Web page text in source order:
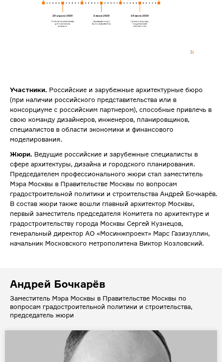
Участники. Российские и зарубежные архитектурные бюро
(при наличии российского представительства или в
консорциуме с российским партнером), способные привлечь в
свою команду дизайнеров, инженеров, планировщиков,
специалистов в области экономики и финансового
моделирования.
Жюри. Ведущие российские и зарубежные специалисты в
сфере архитектуры, дизайна и городского планирования.
Председателем профессионального жюри стал заместитель
Мэра Москвы в Правительстве Москвы по вопросам
градостроительной политики и строительства Андрей Бочкарёв.
В состав жюри также вошли главный архитектор Москвы,
первый заместитель председателя Комитета по архитектуре и
градостроительству города Москвы Сергей Кузнецов,
генеральный директор АО «Мосинжпроект» Марс Газизуллин,
начальник Московского метрополитена Виктор Козловский.
Андрей Бочкарёв
Заместитель Мэра Москвы в Правительстве Москвы по
вопросам градостроительной политики и строительства,
председатель жюри